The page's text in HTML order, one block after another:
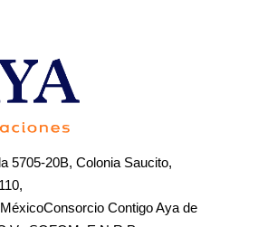
5705-20B, Colonia Saucito,
Contigo Aya de